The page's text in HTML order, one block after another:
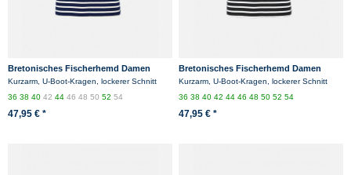
Bretonisches Fischerhemd Damen
Kurzarm - blau/ecrugestreift
Kurzarm, U-Boot-Kragen, lockerer Schnitt
36384042444648505254
47,95 € *
Bretonisches Fischerhemd Damen
Kurzarm - blau/weissgestreift
Kurzarm, U-Boot-Kragen, lockerer Schnitt
36384042444648505254
47,95 € *